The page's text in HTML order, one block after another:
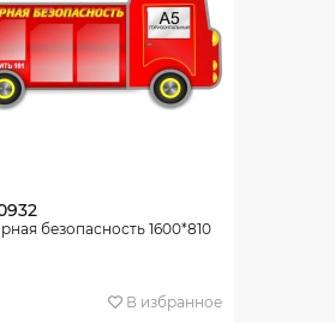
безопасность 1600*810
В избранное